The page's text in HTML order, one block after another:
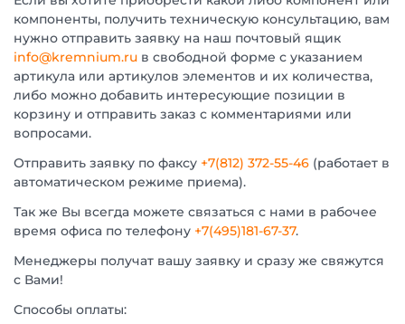
компоненты, получить техническую консультацию, вам
нужно отправить заявку на наш почтовый ящик
info@kremnium.ru в свободной форме с указанием
артикула или артикулов элементов и их количества,
либо можно добавить интересующие позиции в
корзину и отправить заказ с комментариями или
вопросами.
Отправить заявку по факсу +7(812) 372-55-46 (работает в
автоматическом режиме приема).
Так же Вы всегда можете связаться с нами в рабочее
время офиса по телефону +7(495)181-67-37.
Менеджеры получат вашу заявку и сразу же свяжутся
с Вами!
Способы оплаты: